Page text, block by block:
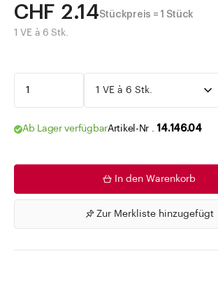
CHF 2.14Stückpreis = 1 Stück
1 VE à 6 Stk.
Ab Lager verfügbarArtikel-Nr . 14.146.04
In den Warenkorb
Zur Merkliste hinzugefügt